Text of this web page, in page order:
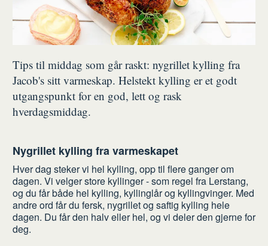
Tips til middag som går raskt: nygrillet kylling fra
Jacob's sitt varmeskap. Helstekt kylling er et godt
utgangspunkt for en god, lett og rask
hverdagsmiddag.
Nygrillet kylling fra varmeskapet
Hver dag steker vi hel kylling, opp til flere ganger om
dagen. Vi velger store kyllinger - som regel fra Lerstang,
og du får både hel kylling, kyllinglår og kyllingvinger. Med
andre ord får du fersk, nygrillet og saftig kylling hele
dagen. Du får den halv eller hel, og vi deler den gjerne for
deg.